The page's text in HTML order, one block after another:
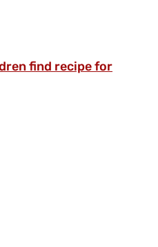
find recipe for